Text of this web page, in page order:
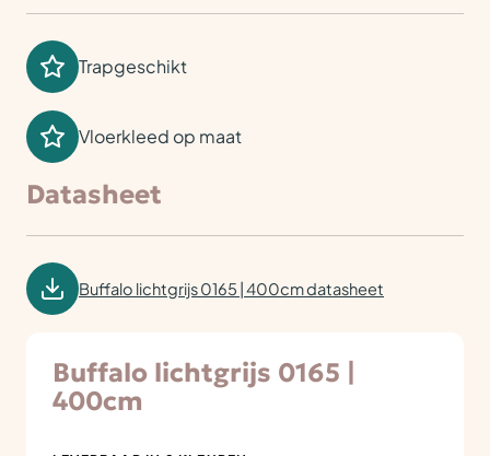
Trapgeschikt
Vloerkleed op maat
Datasheet
Buffalo lichtgrijs 0165 | 400cm datasheet
Buffalo lichtgrijs 0165 |
400cm